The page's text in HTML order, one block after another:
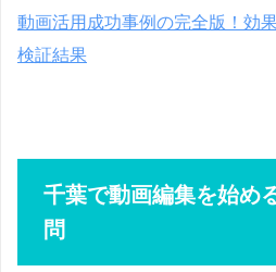
動画活用成功事例の完全版！効
検証結果
千葉で動画編集を始め
問